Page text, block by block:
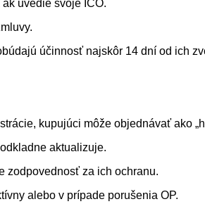
uvedie svoje IČO.
účinnosť najskôr 14 dní od ich
kupujúci môže objednávať ako
aktualizuje.
zodpovednosť za ich ochranu.
alebo v prípade porušenia OP.